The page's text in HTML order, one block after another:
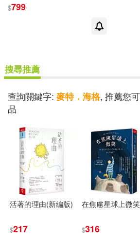
揮嘉布里耶利合奏團
$799
搜尋推薦
查詢關鍵字: 麥特．海格, 推薦您
品
活著的理由(新編版)
$217
在焦慮星球上微笑
$316